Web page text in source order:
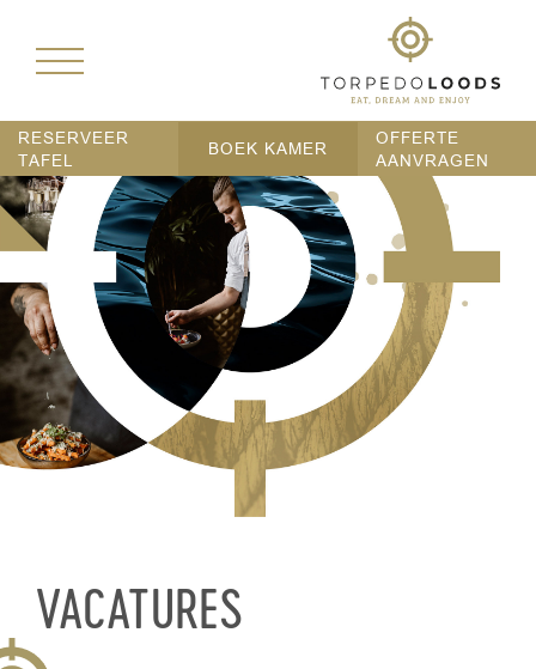
RESERVEER
TAFEL
BOEK KAMER
OFFERTE
AANVRAGEN
VACATURES